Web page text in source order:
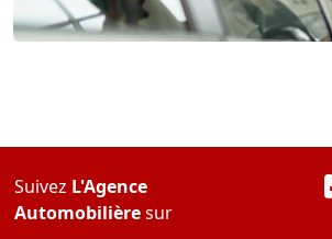
Suivez L'Agence
Automobilièresur